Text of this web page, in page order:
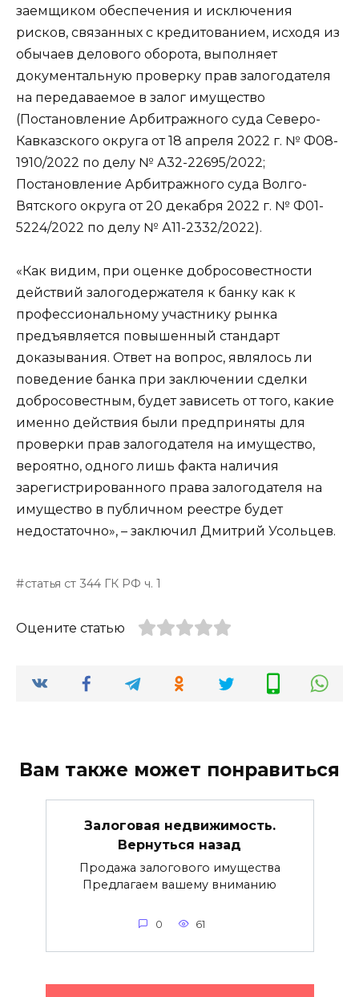
заемщиком обеспечения и исключения
рисков, связанных с кредитованием, исходя из
обычаев делового оборота, выполняет
документальную проверку прав залогодателя
на передаваемое в залог имущество
(Постановление Арбитражного суда Северо-
Кавказского округа от 18 апреля 2022 г. № Ф08-
1910/2022 по делу № А32-22695/2022;
Постановление Арбитражного суда Волго-
Вятского округа от 20 декабря 2022 г. № Ф01-
5224/2022 по делу № А11-2332/2022).
«Как видим, при оценке добросовестности
действий залогодержателя к банку как к
профессиональному участнику рынка
предъявляется повышенный стандарт
доказывания. Ответ на вопрос, являлось ли
поведение банка при заключении сделки
добросовестным, будет зависеть от того, какие
именно действия были предприняты для
проверки прав залогодателя на имущество,
вероятно, одного лишь факта наличия
зарегистрированного права залогодателя на
имущество в публичном реестре будет
недостаточно», – заключил Дмитрий Усольцев.
статья ст 344 ГК РФ ч. 1
Оцените статью
Вам также может понравиться
Залоговая недвижимость.
Вернуться назад
Продажа залогового имущества
Предлагаем вашему вниманию
0 61